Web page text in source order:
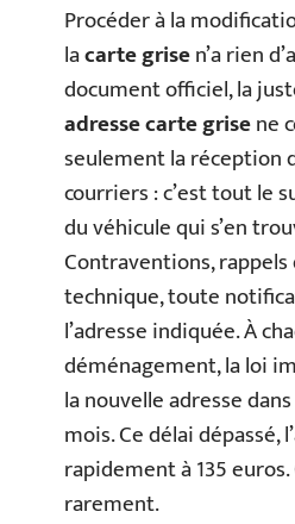
Procéder à la
lacarte grisen’a rien
document officiel, la
adresse carte grisene
seulement la réception
courriers : c’est tout le
du véhicule qui s’en
Contraventions,
technique, toute
l’adresse indiquée. À
déménagement, la loi
la nouvelle adresse
mois. Ce délai dépassé,
rapidement à 135
rarement.